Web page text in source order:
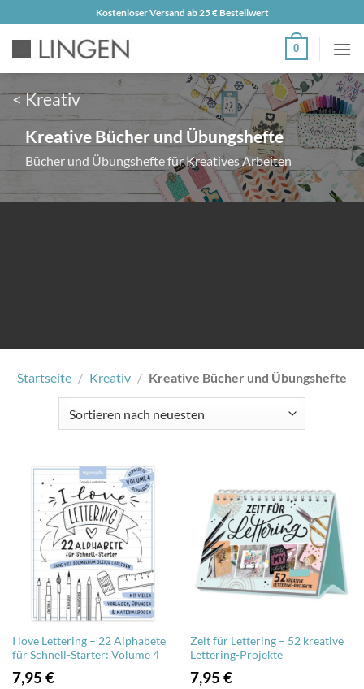
Inhalt
Kostenloser Versand ab 25 € Bestellwert
0
< Kreativ
Kreative Bücher und Übungshefte
Bücher und Übungshefte für Kreatives Arbeiten
Startseite / Kreativ / Kreative Bücher und Übungshefte
I love Lettering – 22 Alphabete
für Schnell-Starter: Volume 4
7,95 €
Zeit für Lettering – 52 kreative
Lettering-Projekte
7,95 €